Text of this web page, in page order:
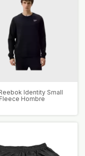
Identity Small
Hombre